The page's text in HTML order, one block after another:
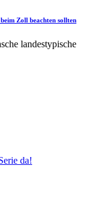
Zoll beachten sollten
landestypische